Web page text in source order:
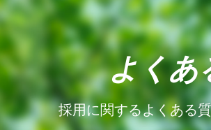
よくあ
採用に関するよくある